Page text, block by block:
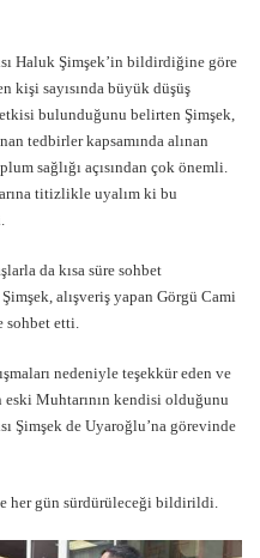
Haluk Şimşek’in bildirdiğine göre
kişi sayısında büyük düşüş
bulunduğunu belirten Şimşek,
tedbirler kapsamında alınan
sağlığı açısından çok önemli.
titizlikle uyalım ki bu
da kısa süre sohbet
alışveriş yapan Görgü Cami
etti.
nedeniyle teşekkür eden ve
eski Muhtarının kendisi olduğunu
Şimşek de Uyaroğlu’na görevinde
her gün sürdürüleceği bildirildi.